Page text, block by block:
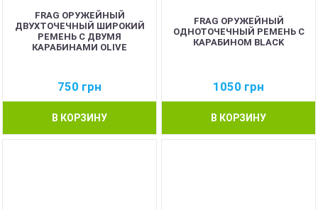
FRAG ОРУЖЕЙНЫЙ
ДВУХТОЧЕЧНЫЙ ШИРОКИЙ
РЕМЕНЬ С ДВУМЯ
КАРАБИНАМИ OLIVE
750 грн
В КОРЗИНУ
FRAG ОРУЖЕЙНЫЙ
ОДНОТОЧЕЧНЫЙ РЕМЕНЬ С
КАРАБИНОМ BLACK
1050 грн
В КОРЗИНУ